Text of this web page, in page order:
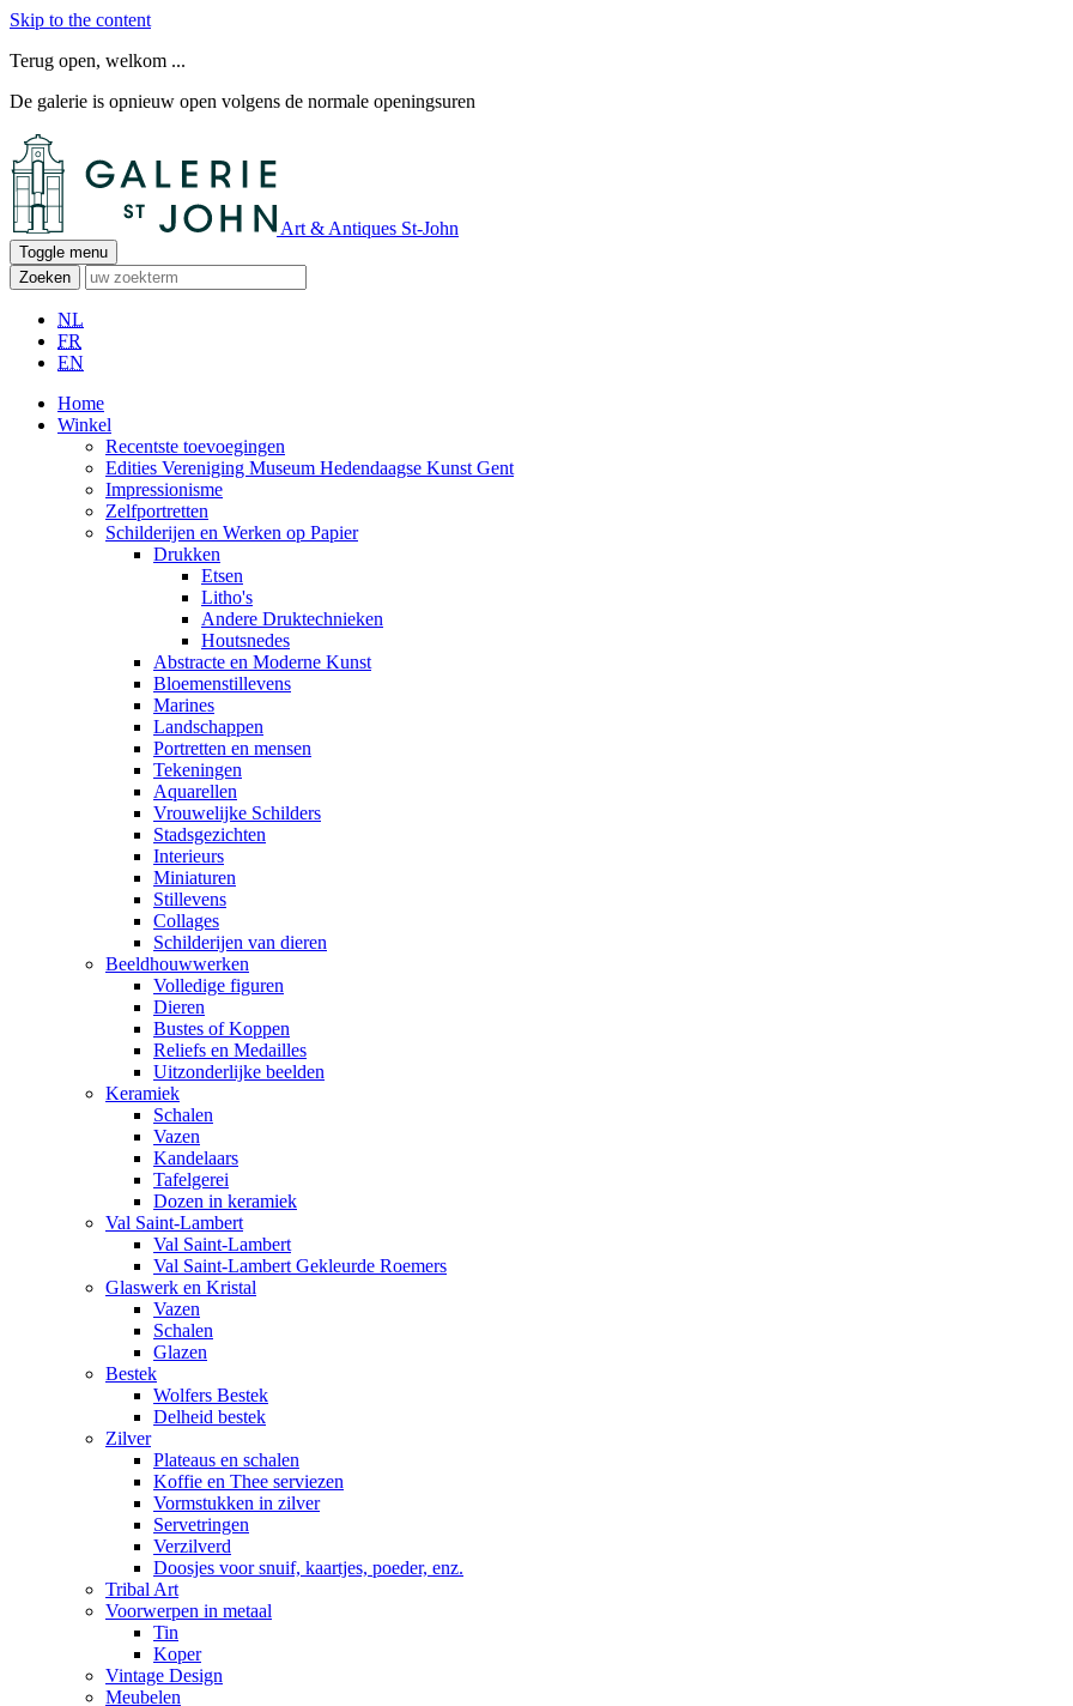
Skip to the content
Terug open, welkom ...
De galerie is opnieuw open volgens de normale openingsuren
Art & Antiques St-John
Toggle menu
Zoeken
NL
FR
EN
Home
Winkel
Recentste toevoegingen
Edities Vereniging Museum Hedendaagse Kunst Gent
Impressionisme
Zelfportretten
Schilderijen en Werken op Papier
Drukken
Etsen
Litho's
Andere Druktechnieken
Houtsnedes
Abstracte en Moderne Kunst
Bloemenstillevens
Marines
Landschappen
Portretten en mensen
Tekeningen
Aquarellen
Vrouwelijke Schilders
Stadsgezichten
Interieurs
Miniaturen
Stillevens
Collages
Schilderijen van dieren
Beeldhouwwerken
Volledige figuren
Dieren
Bustes of Koppen
Reliefs en Medailles
Uitzonderlijke beelden
Keramiek
Schalen
Vazen
Kandelaars
Tafelgerei
Dozen in keramiek
Val Saint-Lambert
Val Saint-Lambert
Val Saint-Lambert Gekleurde Roemers
Glaswerk en Kristal
Vazen
Schalen
Glazen
Bestek
Wolfers Bestek
Delheid bestek
Zilver
Plateaus en schalen
Koffie en Thee serviezen
Vormstukken in zilver
Servetringen
Verzilverd
Doosjes voor snuif, kaartjes, poeder, enz.
Tribal Art
Voorwerpen in metaal
Tin
Koper
Vintage Design
Meubelen